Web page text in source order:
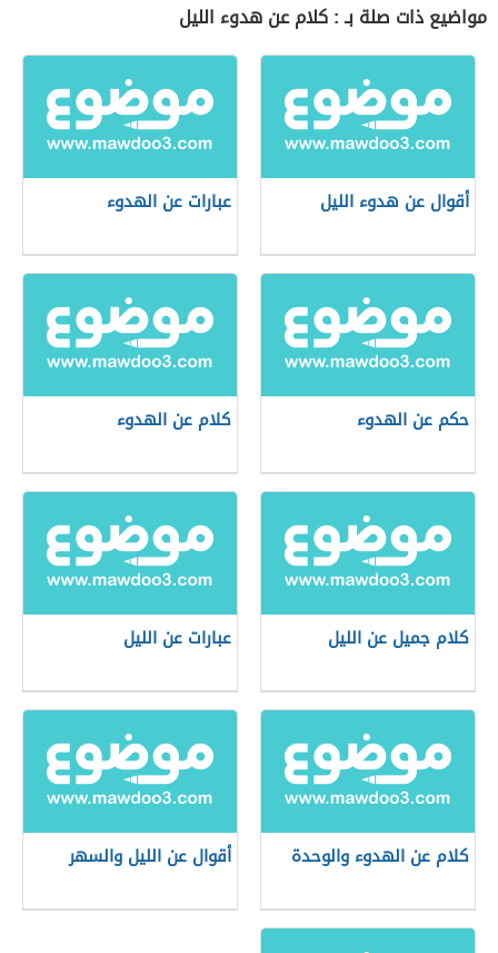
مواضيع ذات صلة بـ : كلام عن هدوء الليل
أقوال عن هدوء الليل عبارات عن الهدوء
حكم عن الهدوء كلام عن الهدوء
كلام جميل عن الليل عبارات عن الليل
كلام عن الهدوء والوحدة أقوال عن الليل والسهر